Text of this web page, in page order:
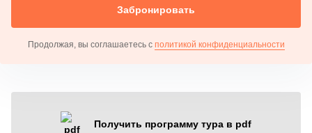
Забронировать
Продолжая, вы соглашаетесь с политикой конфиденциальности
Получить программу тура в pdf